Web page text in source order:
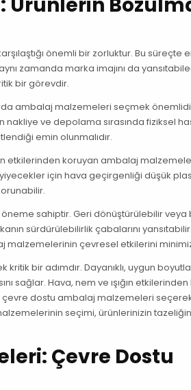
önemli bir zorluktur. Bu süreçte
zamanda marka imajını da
bir görevdir.
ambalaj malzemeleri seçmek
ve depolama sırasında fiziksel
emin olunmalıdır.
etkilerinden koruyan ambalaj
için hava geçirgenliği düşük
sahiptir. Geri dönüştürülebilir veya
sürdürülebilirlik çabalarını
malzemelerinin çevresel etkilerini
bir adımdır. Dayanıklı, uygun
sağlar. Hava, nem ve ışığın
dostu ambalaj malzemeleri seçerek
seçimi, ürünlerinizin
Çevre Dostu